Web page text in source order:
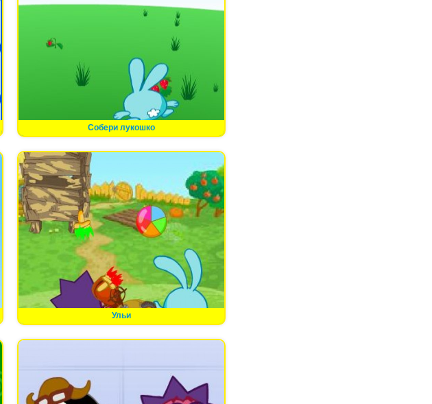
Собери лукошко
Ульи